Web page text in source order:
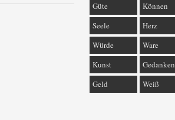
Güte
Können
Seele
Herz
Würde
Ware
Kunst
Gedanken
Geld
Weiß